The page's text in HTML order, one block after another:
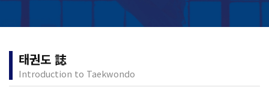
태권도 誌
Introduction to Taekwondo